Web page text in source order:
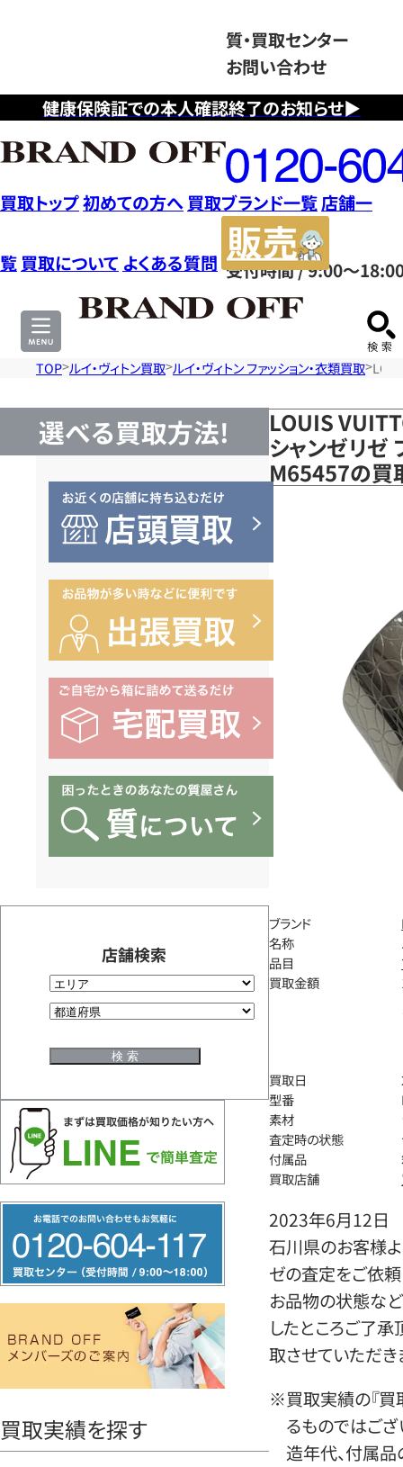
健康保険証での本人確認終了のお知らせ▶
質・買取センター
お問い合わせ
フ
リ
ー
ダ
イ
ヤ
ル
0120604117
受付時間 / 9:00～
買取トップ初めての方へ 買取ブランド一覧店舗一
覧 買取について よくある質問
サ
TOP ルイ・ヴィトン買取 ルイ・ヴィトン ファッション・衣類買取
選べる買取方法!
店舗検索
リ
ー
ヤ
買取実績を探す
LOUIS
シャンゼリゼ
M65457の買
ブランド
名称
品目
買取金額
買取日
型番
素材
査定時の状態
付属品
買取店舗
2023年6月12日
石川県のお客様よ
ゼの査定をご依頼
お品物の状態など
したところご了
取させていただき
※買取実績の『買
るものではござ
造年代、付属品